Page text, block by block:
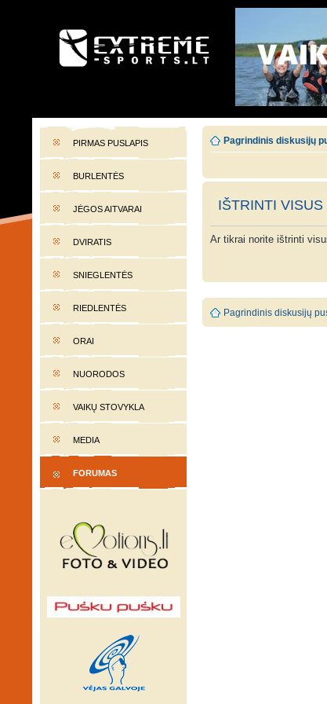
EXTREME-SPORTS.LT
PIRMAS PUSLAPIS
BURLENTĖS
JĖGOS AITVARAI
DVIRATIS
SNIEGLENTĖS
RIEDLENTĖS
ORAI
NUORODOS
VAIKŲ STOVYKLA
MEDIA
FORUMAS
Pagrindinis diskusijų
IŠTRINTI
Ar tikrai norite ištrinti
Pagrindinis diskusijų